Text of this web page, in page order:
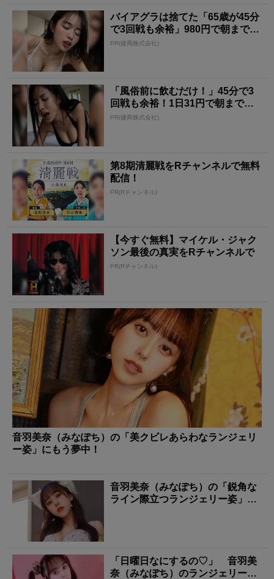
バイアグラは捨てた「65歳が45分
で3回戦も余裕」980円で朝まで絶
好調！
PR(健商株式会社)
「風俗前に飲むだけ！」45分で3
回戦も余裕！1日31円で朝まで絶
好調
PR(健商株式会社)
第8期清麗戦をRチャンネルで無料
配信！
PR(Rチャンネル)
【今すぐ無料】マイケル・ジャク
ソン最後の真実をRチャンネルで
PR(Rチャンネル)
音羽美奈（みなぽち）の「美クビレあらわなランジェリ
ー姿」にもう夢中！
音羽美奈（みなぽち）の「鋭角な
ライン際立つランジェリー姿」に
「日曜日なにするの♡」 音羽美
奈（みなぽち）のランジェリー姿